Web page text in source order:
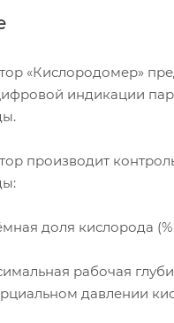
«Кислородомер»
индикации
производит
доля кислорода (%
рабочая
давлении